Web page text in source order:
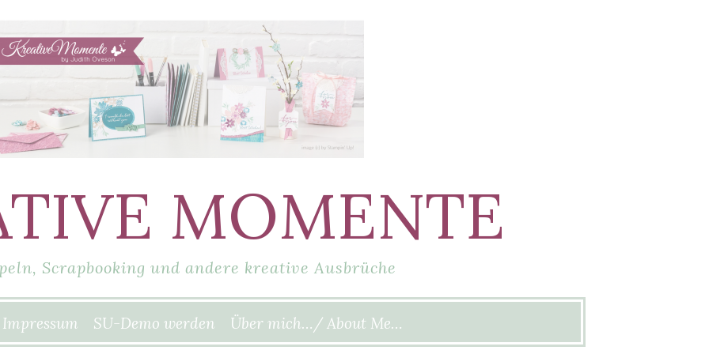
MOMENTE
Scrapbooking und andere kreative Ausbrüche
Impressum SU-Demo werden Über mich…/ About Me…